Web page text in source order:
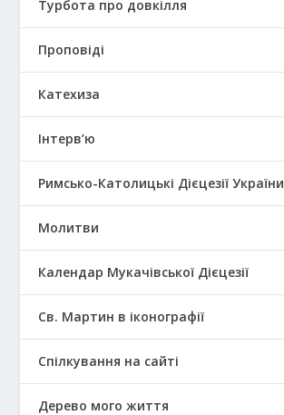
Турбота про довкілля
Проповіді
Катехиза
Інтерв’ю
Римсько-Католицькі Дієцезії України
Молитви
Календар Мукачівської Дієцезії
Св. Мартин в іконографії
Спілкування на сайті
Дерево мого життя